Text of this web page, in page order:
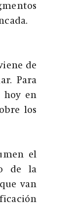
de
Para
hoy en
los
el
de la
van